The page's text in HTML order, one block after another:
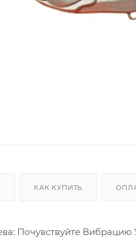
КАК КУПИТЬ
Почувствуйте Вибрацию